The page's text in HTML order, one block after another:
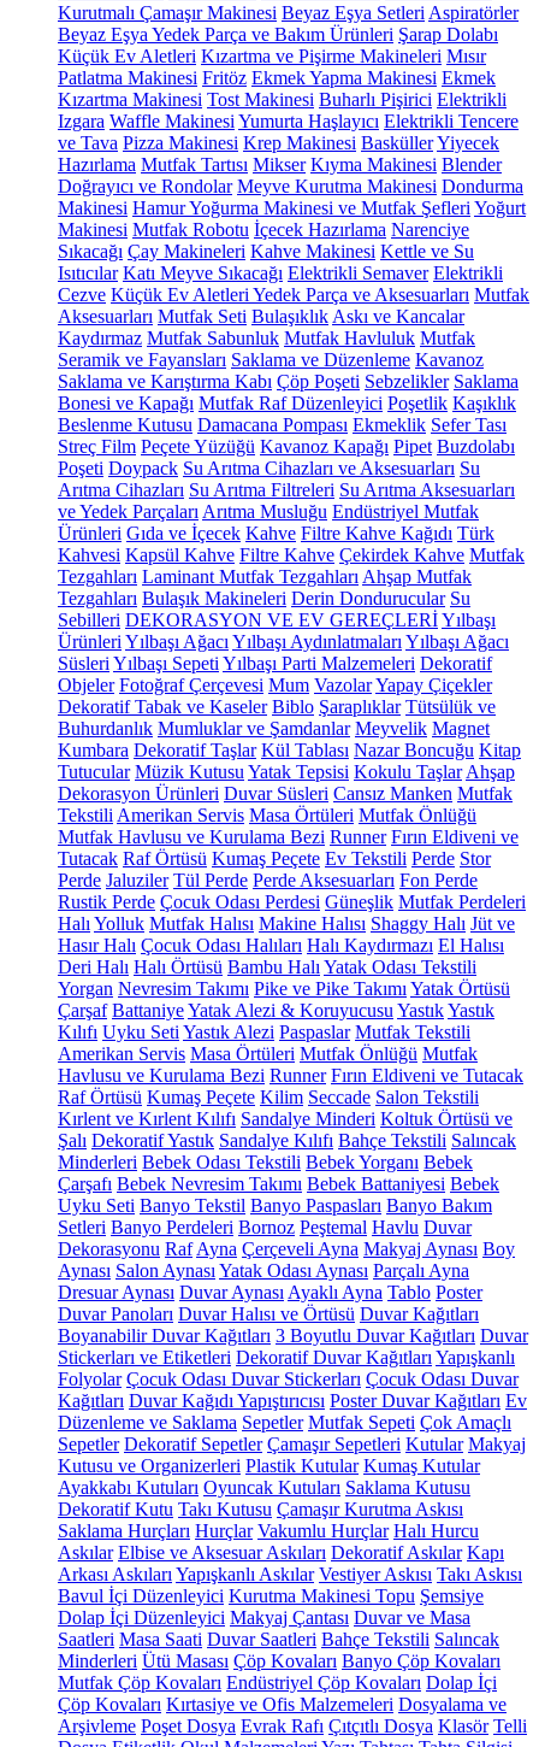
Kurutmalı Çamaşır Makinesi Beyaz Eşya Setleri Aspiratörler
Beyaz Eşya Yedek Parça ve Bakım Ürünleri Şarap Dolabı
Küçük Ev Aletleri Kızartma ve Pişirme Makineleri Mısır
Patlatma Makinesi Fritöz Ekmek Yapma Makinesi Ekmek
Kızartma Makinesi Tost Makinesi Buharlı Pişirici Elektrikli
Izgara Waffle Makinesi Yumurta Haşlayıcı Elektrikli Tencere
ve Tava Pizza Makinesi Krep Makinesi BasküllerYiyecek
Hazırlama Mutfak Tartısı Mikser Kıyma Makinesi Blender
Doğrayıcı ve Rondolar Meyve Kurutma Makinesi Dondurma
Makinesi Hamur Yoğurma Makinesi ve Mutfak Şefleri Yoğurt
Makinesi Mutfak Robotu İçecek Hazırlama Narenciye
Sıkacağı Çay Makineleri Kahve Makinesi Kettle ve Su
Isıtıcılar Katı Meyve Sıkacağı Elektrikli Semaver Elektrikli
Cezve Küçük Ev Aletleri Yedek Parça ve Aksesuarları Mutfak
Aksesuarları Mutfak Seti Bulaşıklık Askı ve Kancalar
Kaydırmaz Mutfak Sabunluk Mutfak Havluluk Mutfak
Seramik ve Fayansları Saklama ve Düzenleme Kavanoz
Saklama ve Karıştırma Kabı Çöp Poşeti Sebzelikler Saklama
Bonesi ve Kapağı Mutfak Raf Düzenleyici Poşetlik Kaşıklık
Beslenme Kutusu Damacana Pompası Ekmeklik Sefer Tası
Streç Film Peçete Yüzüğü Kavanoz Kapağı Pipet Buzdolabı
Poşeti Doypack Su Arıtma Cihazları ve Aksesuarları Su
Arıtma Cihazları Su Arıtma Filtreleri Su Arıtma Aksesuarları
ve Yedek Parçaları Arıtma Musluğu Endüstriyel Mutfak
Ürünleri Gıda ve İçecek Kahve Filtre Kahve Kağıdı Türk
Kahvesi Kapsül Kahve Filtre Kahve Çekirdek Kahve Mutfak
Tezgahları Laminant Mutfak Tezgahları Ahşap Mutfak
Tezgahları Bulaşık Makineleri Derin Dondurucular Su
Sebilleri DEKORASYON VE EV GEREÇLERİYılbaşı
Ürünleri Yılbaşı Ağacı Yılbaşı Aydınlatmaları Yılbaşı Ağacı
Süsleri Yılbaşı Sepeti Yılbaşı Parti Malzemeleri Dekoratif
Objeler Fotoğraf Çerçevesi Mum VazolarYapay Çiçekler
Dekoratif Tabak ve Kaseler Biblo Şaraplıklar Tütsülük ve
Buhurdanlık Mumluklar ve Şamdanlar Meyvelik Magnet
Kumbara Dekoratif Taşlar Kül Tablası Nazar Boncuğu Kitap
Tutucular Müzik Kutusu Yatak Tepsisi Kokulu Taşlar Ahşap
Dekorasyon Ürünleri Duvar Süsleri Cansız Manken Mutfak
Tekstili Amerikan Servis Masa Örtüleri Mutfak Önlüğü
Mutfak Havlusu ve Kurulama Bezi Runner Fırın Eldiveni ve
Tutacak Raf Örtüsü Kumaş Peçete Ev Tekstili Perde Stor
Perde Jaluziler Tül Perde Perde Aksesuarları Fon Perde
Rustik Perde Çocuk Odası Perdesi Güneşlik Mutfak Perdeleri
Halı Yolluk Mutfak Halısı Makine Halısı Shaggy Halı Jüt ve
Hasır Halı Çocuk Odası Halıları Halı Kaydırmazı El Halısı
Deri Halı Halı Örtüsü Bambu Halı Yatak Odası Tekstili
Yorgan Nevresim Takımı Pike ve Pike Takımı Yatak Örtüsü
Çarşaf BattaniyeYatak Alezi & Koruyucusu YastıkYastık
Kılıfı Uyku Seti Yastık Alezi Paspaslar Mutfak Tekstili
Amerikan Servis Masa Örtüleri Mutfak Önlüğü Mutfak
Havlusu ve Kurulama Bezi Runner Fırın Eldiveni ve Tutacak
Raf Örtüsü Kumaş Peçete Kilim Seccade Salon Tekstili
Kırlent ve Kırlent Kılıfı Sandalye Minderi Koltuk Örtüsü ve
Şalı Dekoratif Yastık Sandalye Kılıfı Bahçe Tekstili Salıncak
Minderleri Bebek Odası Tekstili Bebek Yorganı Bebek
Çarşafı Bebek Nevresim Takımı Bebek Battaniyesi Bebek
Uyku Seti Banyo Tekstil Banyo Paspasları Banyo Bakım
Setleri Banyo Perdeleri Bornoz Peştemal Havlu Duvar
Dekorasyonu Raf Ayna Çerçeveli Ayna Makyaj Aynası Boy
Aynası Salon Aynası Yatak Odası Aynası Parçalı Ayna
Dresuar Aynası Duvar Aynası Ayaklı Ayna Tablo Poster
Duvar Panoları Duvar Halısı ve Örtüsü Duvar Kağıtları
Boyanabilir Duvar Kağıtları 3 Boyutlu Duvar Kağıtları Duvar
Stickerları ve Etiketleri Dekoratif Duvar Kağıtları Yapışkanlı
Folyolar Çocuk Odası Duvar Stickerları Çocuk Odası Duvar
Kağıtları Duvar Kağıdı Yapıştırıcısı Poster Duvar Kağıtları Ev
Düzenleme ve Saklama Sepetler Mutfak Sepeti Çok Amaçlı
Sepetler Dekoratif Sepetler Çamaşır Sepetleri Kutular Makyaj
Kutusu ve Organizerleri Plastik Kutular Kumaş Kutular
Ayakkabı Kutuları Oyuncak Kutuları Saklama Kutusu
Dekoratif Kutu Takı Kutusu Çamaşır Kurutma Askısı
Saklama Hurçları Hurçlar Vakumlu Hurçlar Halı Hurcu
Askılar Elbise ve Aksesuar Askıları Dekoratif Askılar Kapı
Arkası Askıları Yapışkanlı Askılar Vestiyer Askısı Takı Askısı
Bavul İçi Düzenleyici Kurutma Makinesi Topu Şemsiye
Dolap İçi Düzenleyici Makyaj Çantası Duvar ve Masa
Saatleri Masa Saati Duvar Saatleri Bahçe Tekstili Salıncak
Minderleri Ütü Masası Çöp Kovaları Banyo Çöp Kovaları
Mutfak Çöp Kovaları Endüstriyel Çöp Kovaları Dolap İçi
Çöp Kovaları Kırtasiye ve Ofis Malzemeleri Dosyalama ve
Arşivleme Poşet Dosya Evrak Rafı Çıtçıtlı Dosya Klasör Telli